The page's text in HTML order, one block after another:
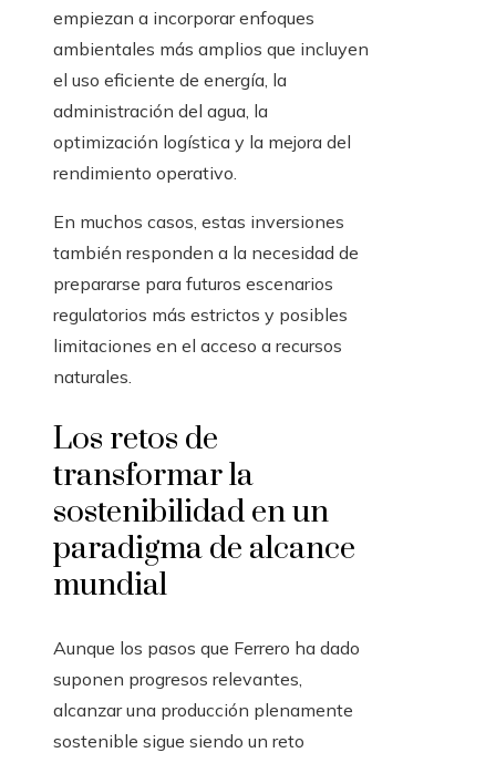
empiezan a incorporar enfoques
ambientales más amplios que incluyen
el uso eficiente de energía, la
administración del agua, la
optimización logística y la mejora del
rendimiento operativo.
En muchos casos, estas inversiones
también responden a la necesidad de
prepararse para futuros escenarios
regulatorios más estrictos y posibles
limitaciones en el acceso a recursos
naturales.
Los retos de
transformar la
sostenibilidad en un
paradigma de alcance
mundial
Aunque los pasos que Ferrero ha dado
suponen progresos relevantes,
alcanzar una producción plenamente
sostenible sigue siendo un reto